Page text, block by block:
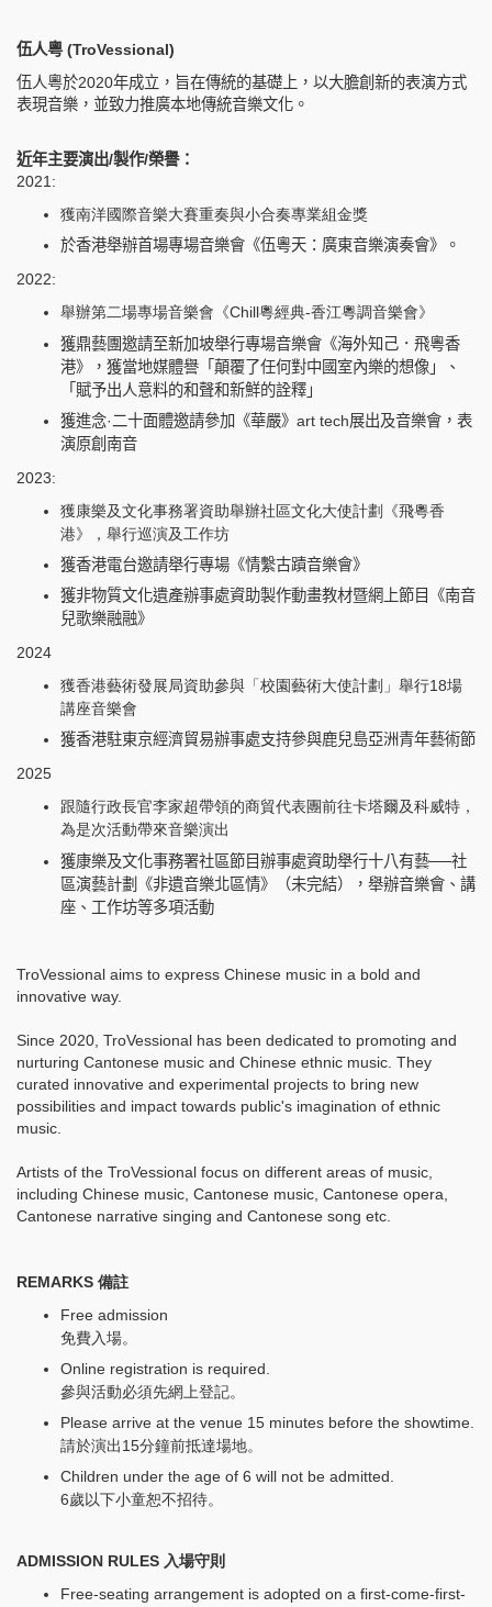
伍人粵(TroVessional)
伍人粵於2020年成立，旨在傳統的基礎上，以大膽創新的表演方式
表現音樂，並致力推廣本地傳統音樂文化。
近年主要演出/製作/榮譽：
2021:
獲南洋國際音樂大賽重奏與小合奏專業組金獎
於香港舉辦首場專場音樂會《伍粵天：廣東音樂演奏會》。
2022:
舉辦第二場專場音樂會《Chill粵經典-香江粵調音樂會》
獲鼎藝團邀請至新加坡舉行專場音樂會《海外知己．飛粵香
港》，獲當地媒體譽「顛覆了任何對中國室內樂的想像」、
「賦予出人意料的和聲和新鮮的詮釋」
獲進念·二十面體邀請參加《華嚴》art tech展出及音樂會，表
演原創南音
2023:
獲康樂及文化事務署資助舉辦社區文化大使計劃《飛粵香
港》，舉行巡演及工作坊
獲香港電台邀請舉行專場《情繫古蹟音樂會》
獲非物質文化遺產辦事處資助製作動畫教材暨網上節目《南音
兒歌樂融融》
2024
獲香港藝術發展局資助參與「校園藝術大使計劃」舉行18場
講座音樂會
獲香港駐東京經濟貿易辦事處支持參與鹿兒島亞洲青年藝術節
2025
跟隨行政長官李家超帶領的商貿代表團前往卡塔爾及科威特，
為是次活動帶來音樂演出
獲康樂及文化事務署社區節目辦事處資助舉行十八有藝──社
區演藝計劃《非遺音樂北區情》（未完結），舉辦音樂會、講
座、工作坊等多項活動
TroVessional aims to express Chinese music in a bold and
innovative way.
Since 2020, TroVessional has been dedicated to promoting and
nurturing Cantonese music and Chinese ethnic music. They
curated innovative and experimental projects to bring new
possibilities and impact towards public's imagination of ethnic
music.
Artists of the TroVessional focus on different areas of music,
including Chinese music, Cantonese music, Cantonese opera,
Cantonese narrative singing and Cantonese song etc.
REMARKS 備註
Free admission
免費入場。
Online registration is required.
參與活動必須先網上登記。
Please arrive at the venue 15 minutes before the showtime.
請於演出15分鐘前抵達場地。
Children under the age of 6 will not be admitted.
6歲以下小童恕不招待。
ADMISSION RULES 入場守則
Free-seating arrangement is adopted on a first-come-first-